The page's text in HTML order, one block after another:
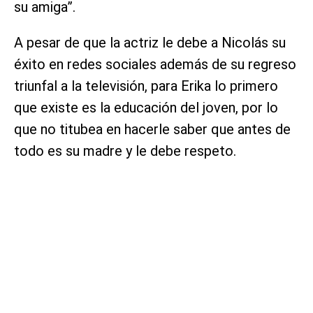
su amiga”.
A pesar de que la actriz le debe a Nicolás su
éxito en redes sociales además de su regreso
triunfal a la televisión, para Erika lo primero
que existe es la educación del joven, por lo
que no titubea en hacerle saber que antes de
todo es su madre y le debe respeto.